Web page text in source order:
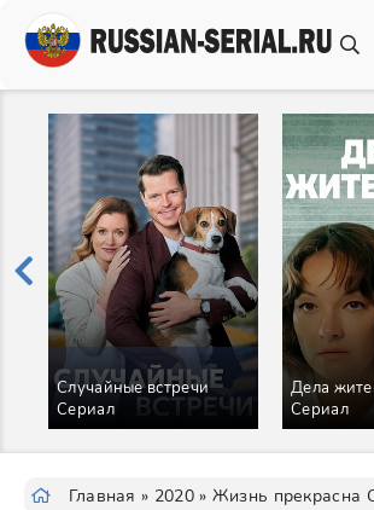
Случайные встречи
Сериал
Дела
Сериал
Главная » 2020» Жизнь прекрасна